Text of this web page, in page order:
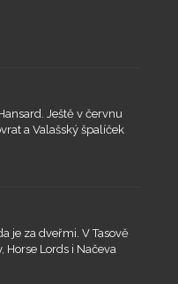
Ještě v červnu
a Valašský špalíček
je za dveřmi. V Tasově
Horse Lords i Načeva